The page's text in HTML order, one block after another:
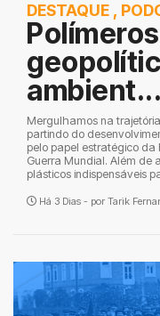
DESTAQUE ,
ambient...
Mergulhamos na
partindo do
pelo papel estratégico
Guerra Mundial. Além de
plásticos indispensáveis
Há 3 Dias - por Tarik